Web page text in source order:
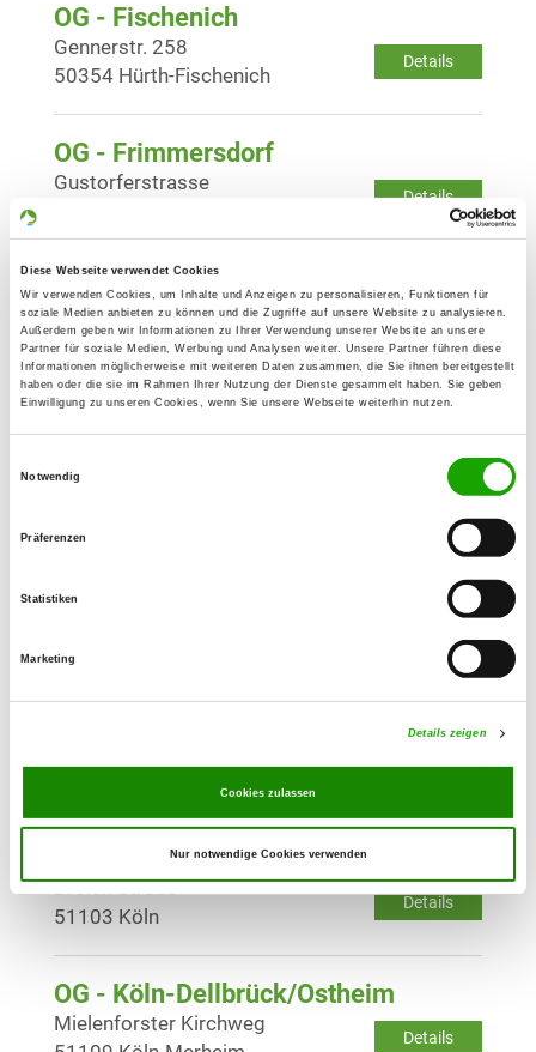
Diese Webseite verwendet Cookies
Wir verwenden Cookies, um Inhalte und Anzeigen zu personalisieren, Funktionen für
soziale Medien anbieten zu können und die Zugriffe auf unsere Website zu analysieren.
Außerdem geben wir Informationen zu Ihrer Verwendung unserer Website an unsere
Partner für soziale Medien, Werbung und Analysen weiter. Unsere Partner führen diese
Informationen möglicherweise mit weiteren Daten zusammen, die Sie ihnen bereitgestellt
haben oder die sie im Rahmen Ihrer Nutzung der Dienste gesammelt haben. Sie geben
Einwilligung zu unseren Cookies, wenn Sie unsere Webseite weiterhin nutzen.
Notwendig
Präferenzen
Statistiken
Marketing
Details zeigen
Cookies zulassen
Nur notwendige Cookies verwenden
OG - Fischenich
Details
Gennerstr. 258
50354 Hürth-Fischenich
OG - Frimmersdorf
Details
Gustorferstrasse
Frimmersdorf
OG - Gleuel
Details
Ernst-Reuter-Str. 135
50354 Hürth-Gleuel
Details
Schallmauerweg
OG - Hürth-Hermülheim
Details
OG - Köln-Brück
Details
Broich Straße
51103 Köln
OG - Köln-Dellbrück/Ostheim
Details
Mielenforster Kirchweg